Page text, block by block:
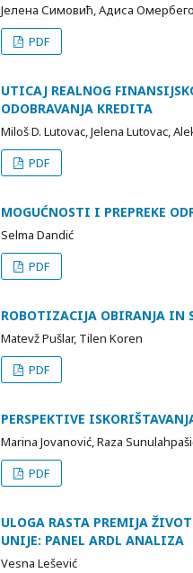
Јелена Симовић, Адиса
PDF
UTICAJ REALNOG
ODOBRAVANJA KREDITA
Miloš D. Lutovac, Jelena Lutovac,
PDF
​MOGUĆNOSTI I PREPREKE
Selma Dandić
PDF
ROBOTIZACIJA OBIRANJA IN
Matevž Pušlar, Tilen Koren
PDF
PERSPEKTIVE
Marina Jovanović, Raza
PDF
ULOGA RASTA PREMIJA
UNIJE: PANEL ARDL ANALIZA
Vesna Lešević